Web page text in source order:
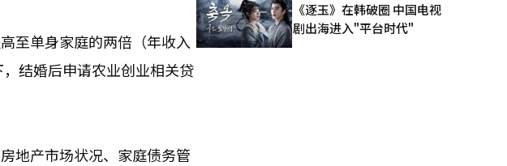
至单身家庭的两倍（年收入
结婚后申请农业创业相关贷
地产市场状况、家庭债务管
《逐玉》在韩破圈 中国电视
剧出海进入"平台时代"